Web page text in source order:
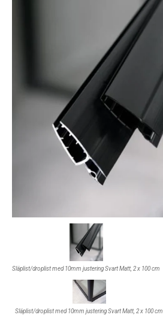
Släplist/droplist med 10mm justering Svart Matt, 2 x 100 cm
Släplist/droplist med 10mm justering Svart Matt, 2 x 100 cm